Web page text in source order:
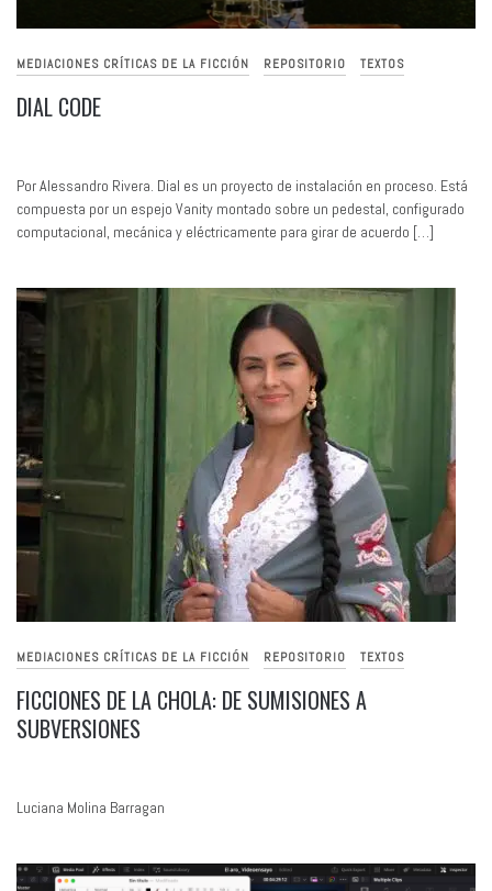
MEDIACIONES CRÍTICAS DE LA FICCIÓN REPOSITORIO TEXTOS
DIAL CODE
Por Alessandro Rivera. Dial es un proyecto de instalación en proceso. Está
compuesta por un espejo Vanity montado sobre un pedestal, configurado
computacional, mecánica y eléctricamente para girar de acuerdo […]
MEDIACIONES CRÍTICAS DE LA FICCIÓN REPOSITORIO TEXTOS
FICCIONES DE LA CHOLA: DE SUMISIONES A
SUBVERSIONES
Luciana Molina Barragan